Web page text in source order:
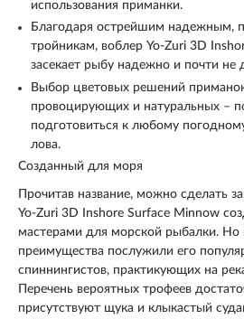
использования приманки.
Благодаря острейшим надежным,
тройникам, воблер Yo-Zuri 3D
засекает рыбу надежно и почти не
Выбор цветовых решений
провоцирующих и натуральных –
подготовиться к любому
лова.
Созданный для моря
Прочитав название, можно сделать
Yo-Zuri 3D Inshore Surface Minnow
мастерами для морской рыбалки. Но
преимущества послужили его
спиннингистов, практикующих на
Перечень вероятных трофеев
присутствуют щука и клыкастый